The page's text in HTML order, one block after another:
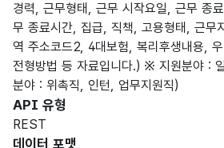
경력, 근무형태, 근무 시작요일, 근무 종
무 종료시간, 집급, 직책, 고용형태, 근무
역 주소코드2, 4대보험, 복리후생내용,
전형방법 등 자료입니다.) ※ 지원분야 :
분야 : 위촉직, 인턴, 업무지원직)
API 유형
REST
데이터 포맷